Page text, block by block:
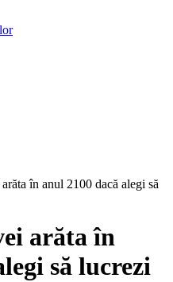
în anul 2100 dacă alegi să
arăta în
să lucrezi